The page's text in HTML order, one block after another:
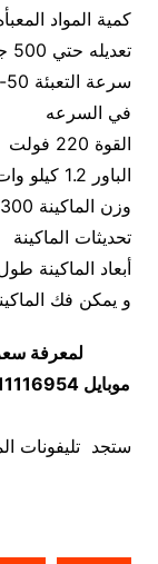
تعديله حتي 500 جرام
في السرعه
القوة 220 فولت
الباور 1.2 كيلو وات
تحديثات الماكينة
و يمكن فك
لمعرفة
ستجد تليفونات